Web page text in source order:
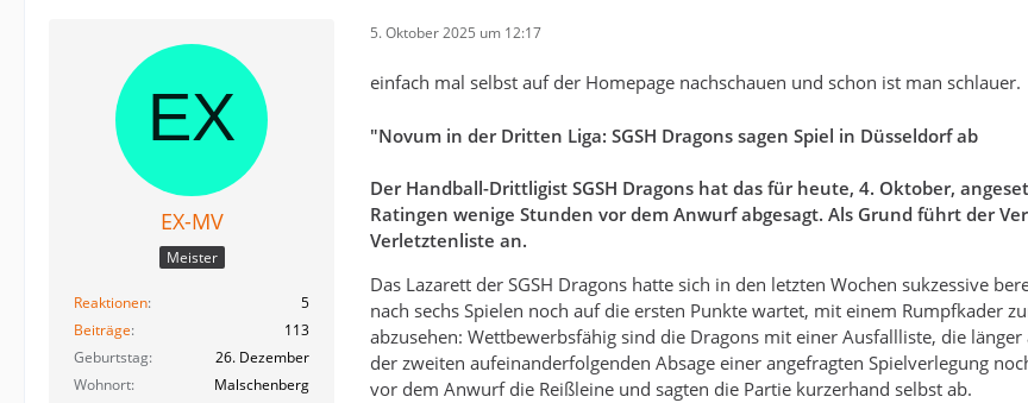
EX-MV
Meister
Reaktionen
5
Beiträge
113
Geburtstag
26. Dezember
Wohnort
Malschenberg
5. Oktober 2025 um 12:17
einfach mal selbst auf der Homepage nachschauen und schon ist man schlauer.
"Novum in der Dritten Liga: SGSH Dragons sagen Spiel in Düsseldorf ab
Der Handball-Drittligist SGSH Dragons hat das für heute, 4. Oktober,
Ratingen wenige Stunden vor dem Anwurf abgesagt. Als Grund führt der
Verletztenliste an.
Das Lazarett der SGSH Dragons hatte sich in den letzten Wochen sukzessive
nach sechs Spielen noch auf die ersten Punkte wartet, mit einem Rumpfkader
abzusehen: Wettbewerbsfähig sind die Dragons mit einer Ausfallliste, die
der zweiten aufeinanderfolgenden Absage einer angefragten Spielverlegung
vor dem Anwurf die Reißleine und sagten die Partie kurzerhand selbst ab.